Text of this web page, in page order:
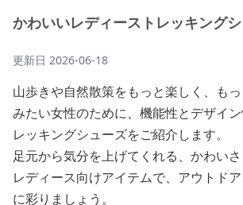
かわいいレディーストレッキング
更新日 2026-06-18
山歩きや自然散策をもっと楽しく、も
みたい女性のために、機能性とデザイ
レッキングシューズをご紹介します。
足元から気分を上げてくれる、かわい
レディース向けアイテムで、アウトド
に彩りましょう。